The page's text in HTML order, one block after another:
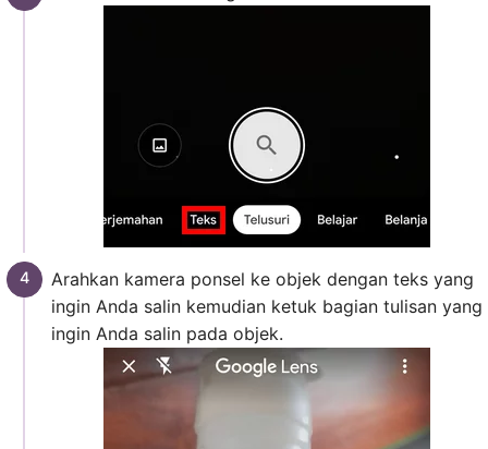
Arahkan kamera ponsel ke objek dengan teks yang
ingin Anda salin kemudian ketuk bagian tulisan yang
ingin Anda salin pada objek.